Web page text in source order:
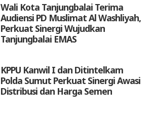
Wali Kota Tanjungbalai Terima
Audiensi PD Muslimat Al Washliyah,
Perkuat Sinergi Wujudkan
Tanjungbalai EMAS
KPPU Kanwil I dan Ditintelkam
Polda Sumut Perkuat Sinergi Awasi
Distribusi dan Harga Semen